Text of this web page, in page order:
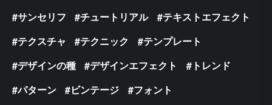
サンセリフ
チュートリアル
テキストエフェクト
テクスチャ
テクニック
テンプレート
デザインの種
デザインエフェクト
トレンド
パターン
ビンテージ
フォント